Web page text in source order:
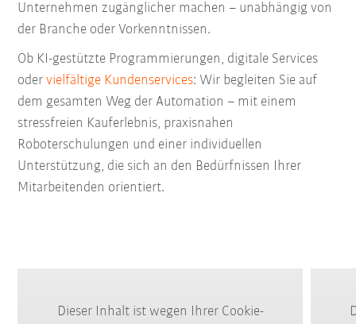
Unternehmen zugänglicher machen – unabhängig von
der Branche oder Vorkenntnissen.
Ob KI-gestützte Programmierungen, digitale Services
odervielfältige Kundenservices: Wir begleiten Sie auf
dem gesamten Weg der Automation – mit einem
stressfreien Kauferlebnis, praxisnahen
Roboterschulungen und einer individuellen
Unterstützung, die sich an den Bedürfnissen Ihrer
Mitarbeitenden orientiert.
Dieser Inhalt ist wegen Ihrer Cookie-